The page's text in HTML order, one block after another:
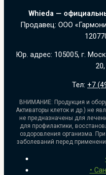
Whieda —
Продавец: ООО
Юр. адрес: 105005, г.
Тел: +7
ВНИМАНИЕ: Продукция и
Активаторы клеток и др.) не
не предназначены для
для профилактики,
оздоровления организма.
заболеваний перед
•